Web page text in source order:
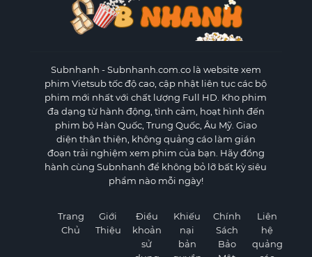
Subnhanh - Subnhanh.com.co là website xem
phim Vietsub tốc độ cao, cập nhật liên tục các bộ
phim mới nhất với chất lượng Full HD. Kho phim
đa dạng từ hành động, tình cảm, hoạt hình đến
phim bộ Hàn Quốc, Trung Quốc, Âu Mỹ. Giao
diện thân thiện, không quảng cáo làm gián
đoạn trải nghiệm xem phim của bạn. Hãy đồng
hành cùng Subnhanh để không bỏ lỡ bất kỳ siêu
phẩm nào mỗi ngày!
Trang
Chủ
Giới
Thiệu
Điều
khoản
sử
Khiếu
nại
bản
Chính
Sách
Bảo
Liên
hệ
quảng